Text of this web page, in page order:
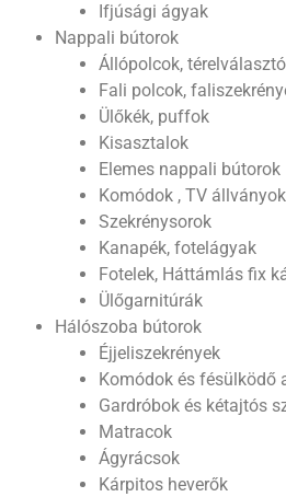
Ifjúsági ágyak
Nappali bútorok
Állópolcok,
Fali polcok,
Ülőkék, puffok
Kisasztalok
Elemes nappali bútorok
Komódok , TV
Szekrénysorok
Kanapék, fotelágyak
Fotelek, Háttámlás fix
Ülőgarnitúrák
Hálószoba bútorok
Éjjeliszekrények
Komódok és fésülködő
Gardróbok és kétajtós
Matracok
Ágyrácsok
Kárpitos heverők